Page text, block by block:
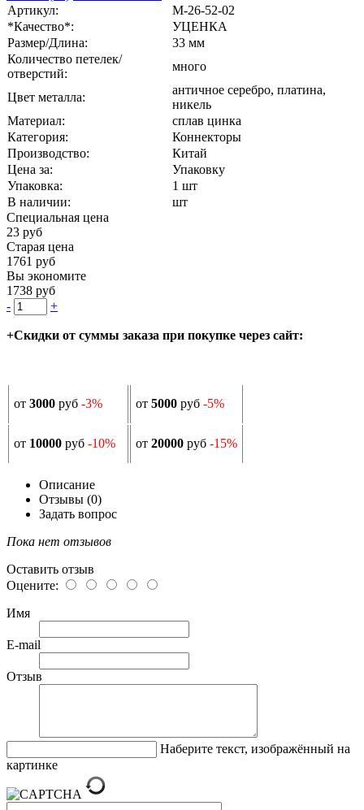
Артикул:
М-26-52-02
*Качество*:
УЦЕНКА
Размер/Длина:
33 мм
Количество петелек/
отверстий:
много
Цвет металла:
античное серебро, платина,
никель
Материал:
сплав цинка
Категория:
Коннекторы
Производство:
Китай
Цена за:
Упаковку
Упаковка:
1 шт
В наличии:
шт
Специальная цена
23 руб
Старая цена
1761 руб
Вы экономите
1738 руб
-
+
+Скидки от суммы заказа при покупке через сайт:
от 3000 руб -3% от 5000 руб -5%
от 10000 руб -10% от 20000 руб -15%
Описание
Отзывы (0)
Задать вопрос
Пока нет отзывов
Оставить отзыв
Оцените:
Имя
E-mail
Отзыв
Наберите текст, изображённый на
картинке